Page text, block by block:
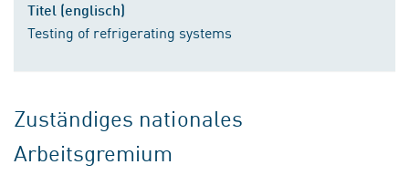
Titel (englisch)
Testing of refrigerating systems
Zuständiges nationales
Arbeitsgremium